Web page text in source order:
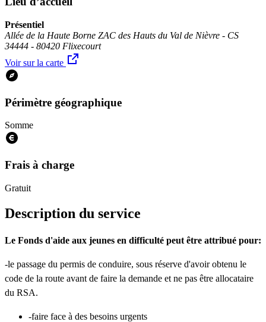
Présentiel
Allée de la Haute Borne ZAC des Hauts du Val de Nièvre - CS
34444 - 80420 Flixecourt
Voir sur la carte
Périmètre géographique
Somme
Frais à charge
Gratuit
Description du service
Le Fonds d'aide aux jeunes en difficulté peut être attribué pour:
-le passage du permis de conduire, sous réserve d'avoir obtenu le
code de la route avant de faire la demande et ne pas être allocataire
du RSA.
-faire face à des besoins urgents